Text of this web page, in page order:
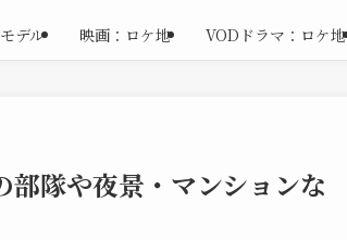
デル 映画：ロケ地 VODドラマ：ロケ地
隊や夜景・マンションな